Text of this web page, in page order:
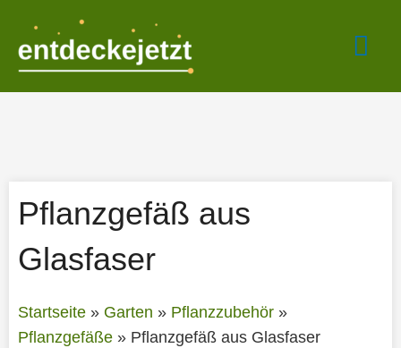
springen
Pflanzgefäß aus
Glasfaser
Startseite» Garten » Pflanzzubehör»
Pflanzgefäße» Pflanzgefäß aus Glasfaser